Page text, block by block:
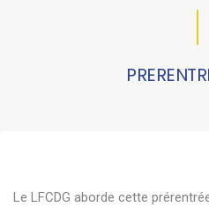
Le LFCDG aborde cette